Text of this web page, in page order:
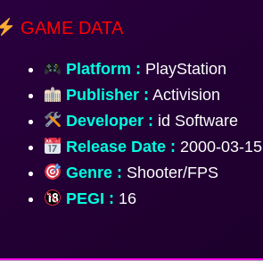
GAME DATA
Platform : PlayStation
Publisher : Activision
Developer : id Software
Release Date : 2000-03-15
Genre : Shooter/FPS
PEGI : 16